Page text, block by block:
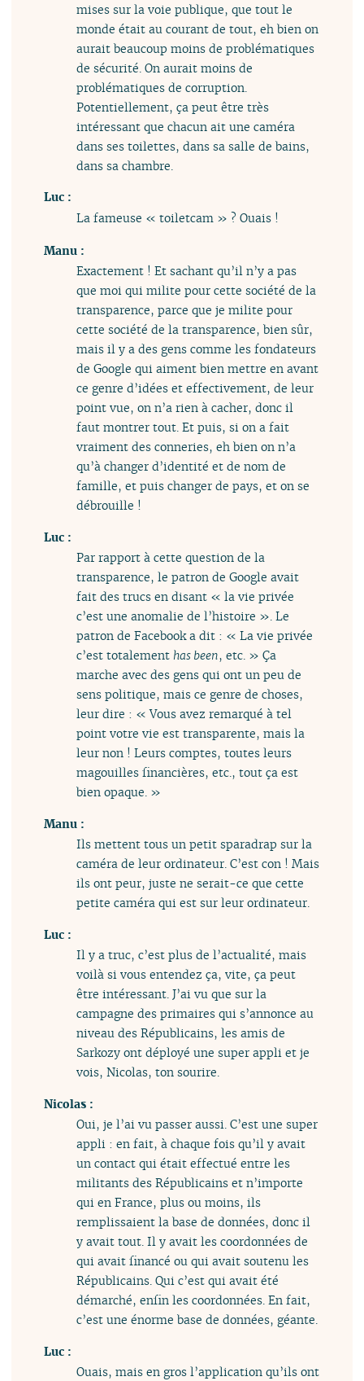
mises sur la voie publique, que tout le
monde était au courant de tout, eh bien on
aurait beaucoup moins de problématiques
de sécurité. On aurait moins de
problématiques de corruption.
Potentiellement, ça peut être très
intéressant que chacun ait une caméra
dans ses toilettes, dans sa salle de bains,
dans sa chambre.
Luc :
La fameuse « toiletcam » ? Ouais !
Manu :
Exactement ! Et sachant qu’il n’y a pas
que moi qui milite pour cette société de la
transparence, parce que je milite pour
cette société de la transparence, bien sûr,
mais il y a des gens comme les fondateurs
de Google qui aiment bien mettre en avant
ce genre d’idées et effectivement, de leur
point vue, on n’a rien à cacher, donc il
faut montrer tout. Et puis, si on a fait
vraiment des conneries, eh bien on n’a
qu’à changer d’identité et de nom de
famille, et puis changer de pays, et on se
débrouille !
Luc :
Par rapport à cette question de la
transparence, le patron de Google avait
fait des trucs en disant « la vie privée
c’est une anomalie de l’histoire ». Le
patron de Facebook a dit : « La vie privée
c’est totalementhas been, etc. » Ça
marche avec des gens qui ont un peu de
sens politique, mais ce genre de choses,
leur dire : « Vous avez remarqué à tel
point votre vie est transparente, mais la
leur non ! Leurs comptes, toutes leurs
magouilles financières, etc., tout ça est
bien opaque. »
Manu :
Ils mettent tous un petit sparadrap sur la
caméra de leur ordinateur. C’est con ! Mais
ils ont peur, juste ne serait-ce que cette
petite caméra qui est sur leur ordinateur.
Luc :
Il y a truc, c’est plus de l’actualité, mais
voilà si vous entendez ça, vite, ça peut
être intéressant. J’ai vu que sur la
campagne des primaires qui s’annonce au
niveau des Républicains, les amis de
Sarkozy ont déployé une super appli et je
vois, Nicolas, ton sourire.
Nicolas :
Oui, je l’ai vu passer aussi. C’est une super
appli : en fait, à chaque fois qu’il y avait
un contact qui était effectué entre les
militants des Républicains et n’importe
qui en France, plus ou moins, ils
remplissaient la base de données, donc il
y avait tout. Il y avait les coordonnées de
qui avait financé ou qui avait soutenu les
Républicains. Qui c’est qui avait été
démarché, enfin les coordonnées. En fait,
c’est une énorme base de données, géante.
Luc :
Ouais, mais en gros l’application qu’ils ont